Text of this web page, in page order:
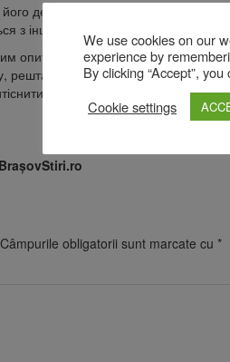
держава готова надати Україні
з іншими країнами.
опитуванням, 41% респондентів
решта 12% – не визначилися з
Росію з окупованих територій
Câmpurile obligatorii sunt marcate cu *
We use cookies on our
experience by
By clicking “Accept”,
Cookie settings